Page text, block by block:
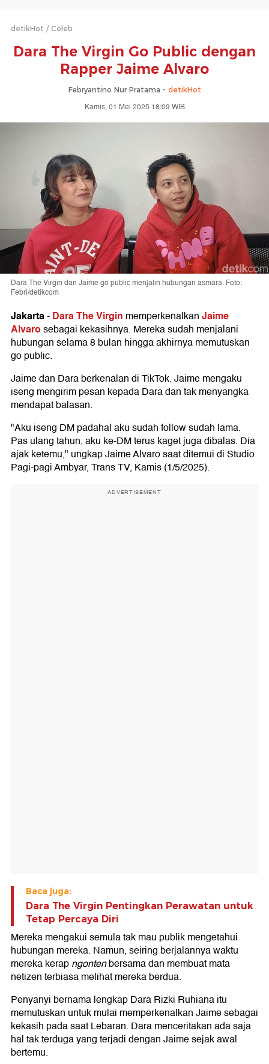
detikHot Celeb
Dara The Virgin Go Public dengan
Rapper Jaime Alvaro
Febryantino Nur Pratama - detikHot
Kamis, 01 Mei 2025 18:09 WIB
Dara The Virgin dan Jaime go public menjalin hubungan asmara. Foto:
Febri/detikcom
Jakarta-Dara The Virgin memperkenalkanJaime
Alvarosebagai kekasihnya. Mereka sudah menjalani
hubungan selama 8 bulan hingga akhirnya memutuskan
go public.
Jaime dan Dara berkenalan di TikTok. Jaime mengaku
iseng mengirim pesan kepada Dara dan tak menyangka
mendapat balasan.
"Aku iseng DM padahal aku sudah follow sudah lama.
Pas ulang tahun, aku ke-DM terus kaget juga dibalas. Dia
ajak ketemu," ungkap Jaime Alvaro saat ditemui di Studio
Pagi-pagi Ambyar, Trans TV, Kamis (1/5/2025).
ADVERTISEMENT
Baca juga:
Dara The Virgin Pentingkan Perawatan untuk
Tetap Percaya Diri
Mereka mengakui semula tak mau publik mengetahui
hubungan mereka. Namun, seiring berjalannya waktu
mereka kerapngontenbersama dan membuat mata
netizen terbiasa melihat mereka berdua.
Penyanyi bernama lengkap Dara Rizki Ruhiana itu
memutuskan untuk mulai memperkenalkan Jaime sebagai
kekasih pada saat Lebaran. Dara menceritakan ada saja
hal tak terduga yang terjadi dengan Jaime sejak awal
bertemu.